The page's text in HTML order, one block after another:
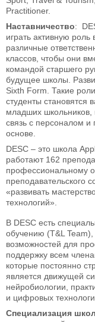
Practitioner.
Наставничество:
играть активную
различные
классов, чтобы они
командой старшего
будущее школы.
Sixth Form. Такие
студенты
младших школьников,
связь с персоналом
основе.
DESC – это школа
работают 162
профессиональному
преподавательского
«развивать
технологий».
В DESC есть
обучению (T&L Team),
возможностей для
поддержку всем
которые постоянно
является движущей
нейробиологии,
и цифровых
Специализация